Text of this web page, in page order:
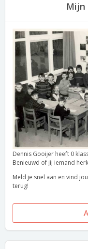
Mijn
Dennis Gooijer heeft 0
Benieuwd of jij iemand
Meld je snel aan en vind
terug!